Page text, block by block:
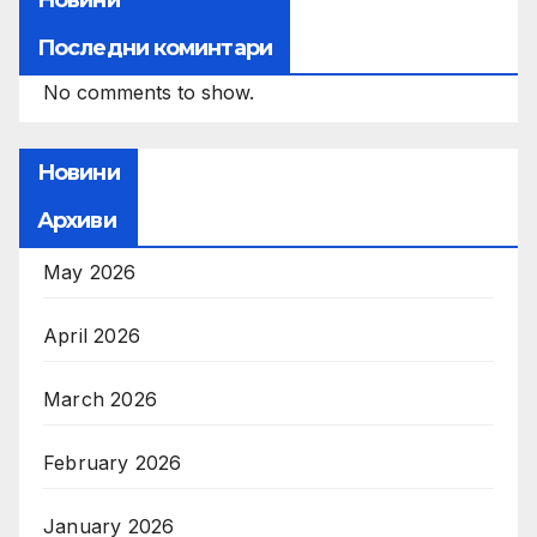
Последни коминтари
No comments to show.
Новини
Архиви
May 2026
April 2026
March 2026
February 2026
January 2026